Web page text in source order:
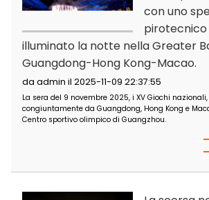
I
illuminato la notte nella
Guangdong-Hong Kong-
congiuntamente da Guangdong, Hong
Centro sportivo olimpico di Guangzhou.